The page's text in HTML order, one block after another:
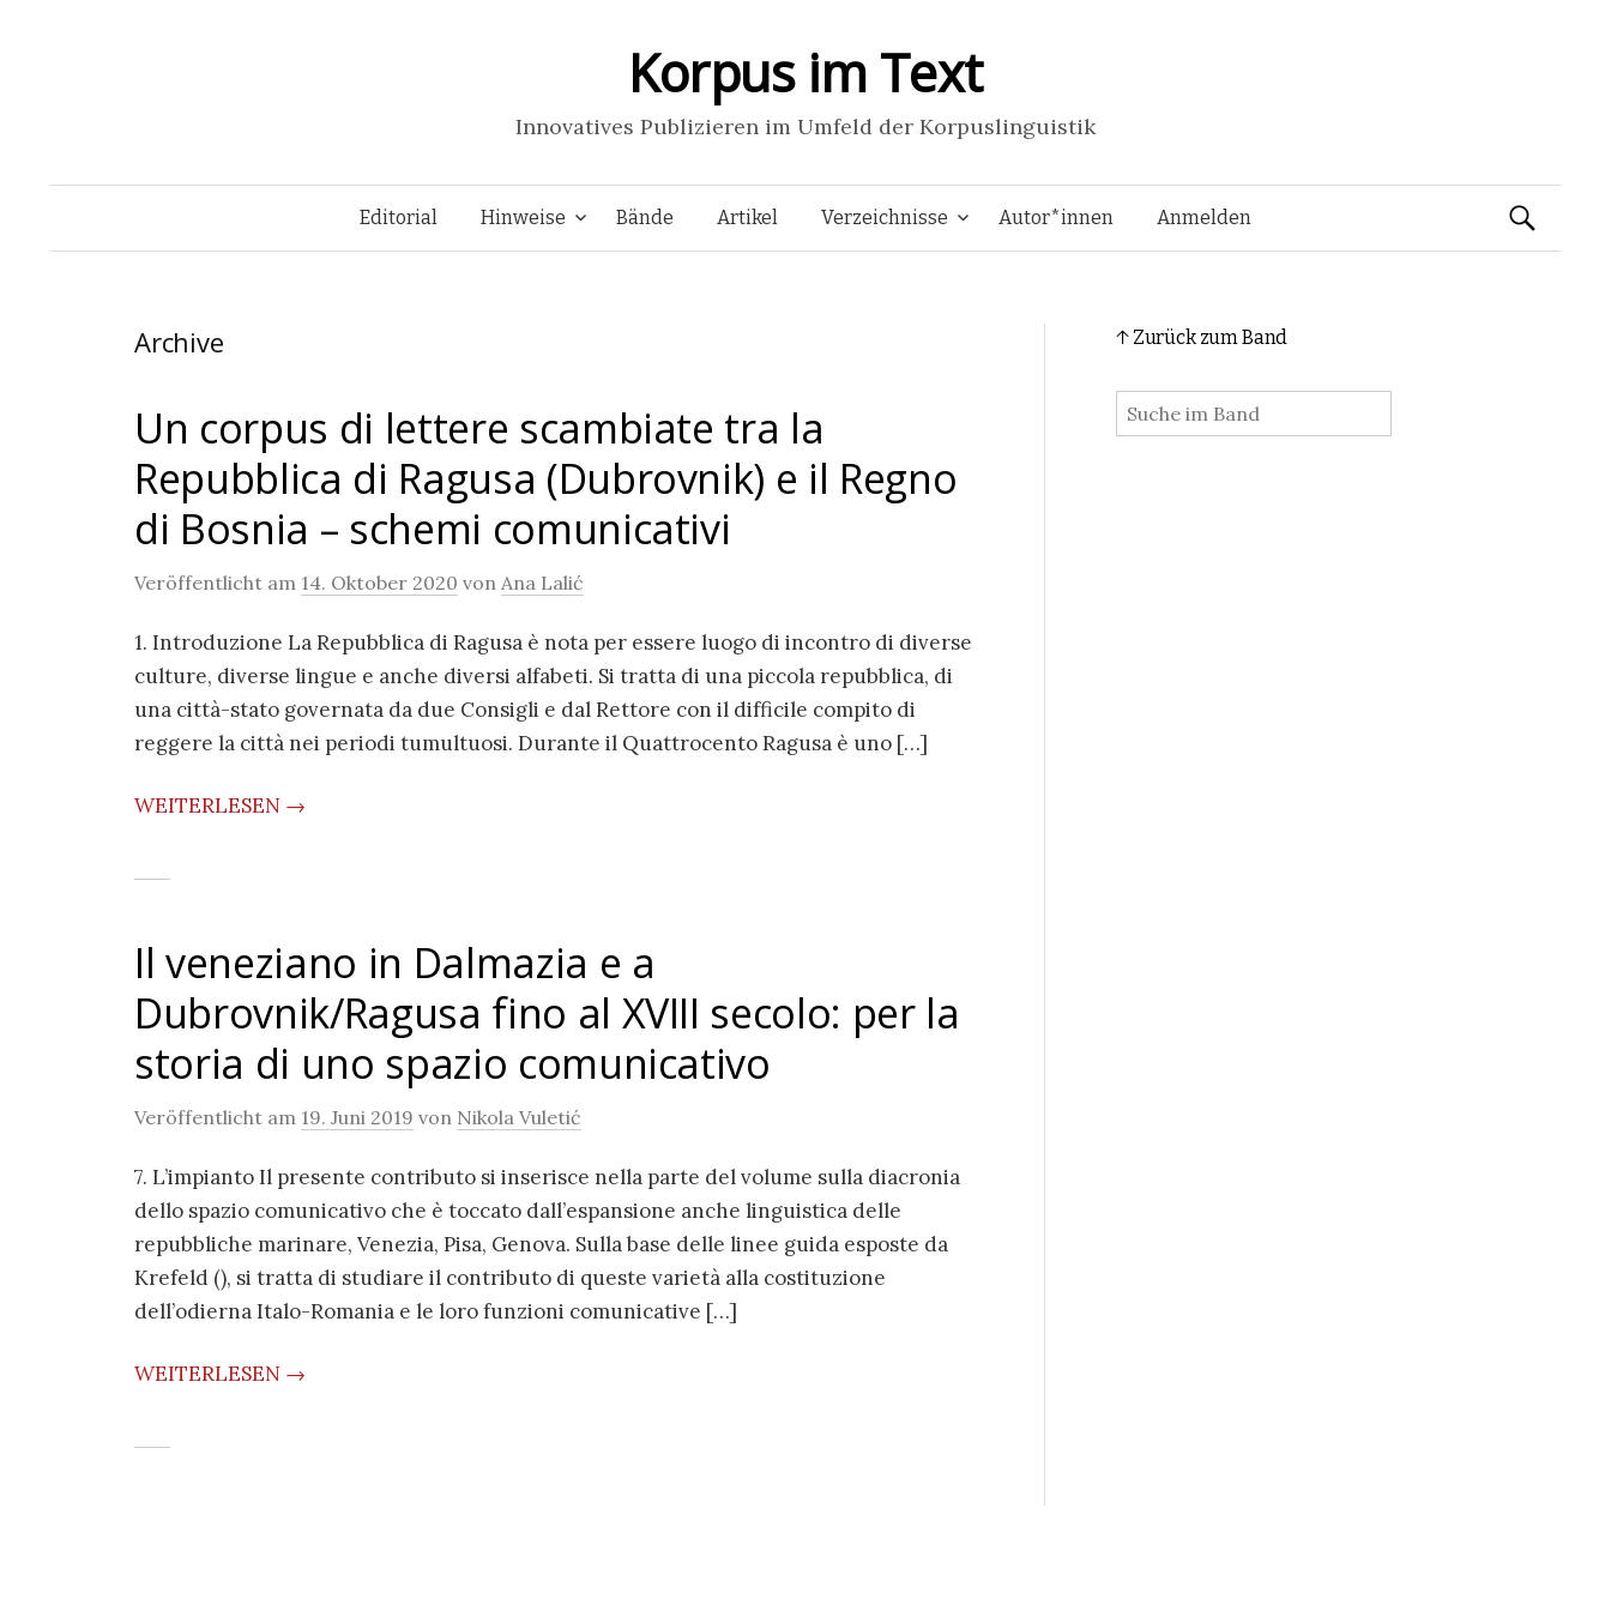
Korpus im Text
Innovatives Publizieren im Umfeld der Korpuslinguistik
Springe
Editorial Hinweise Bände Artikel Verzeichnisse Autor*innen Anmelden Suchen
Archive
Un corpus di lettere scambiate tra la
Repubblica di Ragusa (Dubrovnik) e il Regno
di Bosnia – schemi comunicativi
Veröffentlicht am 14. Oktober 2020 von Ana Lalić
1. Introduzione La Repubblica di Ragusa è nota per essere luogo di incontro di diverse
culture, diverse lingue e anche diversi alfabeti. Si tratta di una piccola repubblica, di
una città-stato governata da due Consigli e dal Rettore con il difficile compito di
reggere la città nei periodi tumultuosi. Durante il Quattrocento Ragusa è uno […]
WEITERLESEN →
Il veneziano in Dalmazia e a
Dubrovnik/Ragusa fino al XVIII secolo: per la
storia di uno spazio comunicativo
Veröffentlicht am 19. Juni 2019 von Nikola Vuletić
7. L’impianto Il presente contributo si inserisce nella parte del volume sulla diacronia
dello spazio comunicativo che è toccato dall’espansione anche linguistica delle
repubbliche marinare, Venezia, Pisa, Genova. Sulla base delle linee guida esposte da
Krefeld (), si tratta di studiare il contributo di queste varietà alla costituzione
dell’odierna Italo-Romania e le loro funzioni comunicative […]
WEITERLESEN →
↑ Zurück zum Band
: